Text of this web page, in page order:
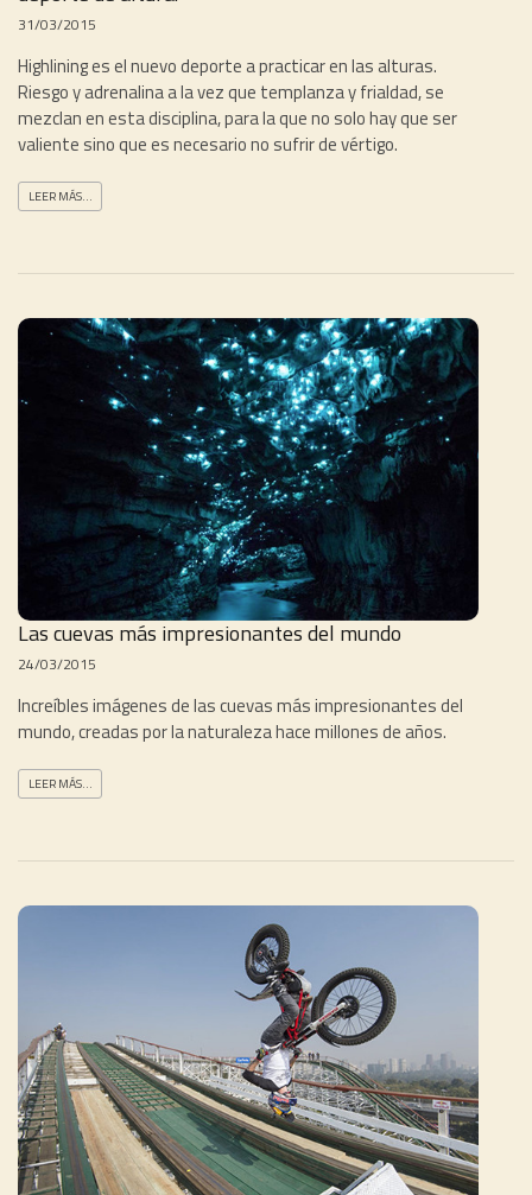
31/03/2015
Highlining es el nuevo deporte a practicar en las alturas.
Riesgo y adrenalina a la vez que templanza y frialdad, se
mezclan en esta disciplina, para la que no solo hay que ser
valiente sino que es necesario no sufrir de vértigo.
LEER MÁS...
Las cuevas más impresionantes del mundo
24/03/2015
Increíbles imágenes de las cuevas más impresionantes del
mundo, creadas por la naturaleza hace millones de años.
LEER MÁS...